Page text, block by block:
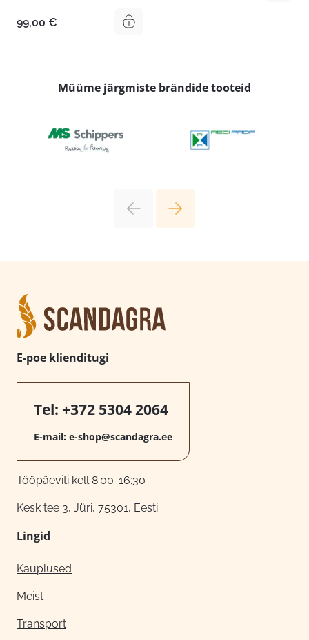
99,00 €
Müüme järgmiste brändide tooteid
E-poe klienditugi
Tel: +372 5304 2064
E-mail: e-shop@scandagra.ee
Tööpäeviti kell 8:00-16:30
Kesk tee 3, Jüri, 75301, Eesti
Lingid
Kauplused
Meist
Transport